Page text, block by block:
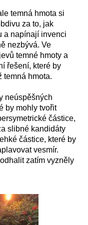
temná hmota si
za to, jak
a napínají invenci
nezbývá. Ve
temné hmoty a
řešení, které by
temná hmota.
neúspěšných
by mohly tvořit
částice,
slibné kandidáty
částice, které by
vesmír.
zatím vyzněly